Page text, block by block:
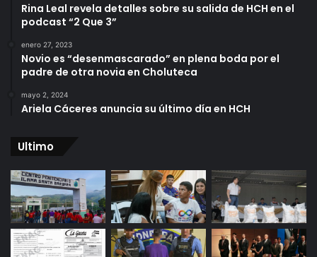
Rina Leal revela detalles sobre su salida de HCH en el
podcast “2 Que 3”
enero 27, 2023
Novio es “desenmascarado” en plena boda por el
padre de otra novia en Choluteca
mayo 2, 2024
Ariela Cáceres anuncia su último día en HCH
Ultimo